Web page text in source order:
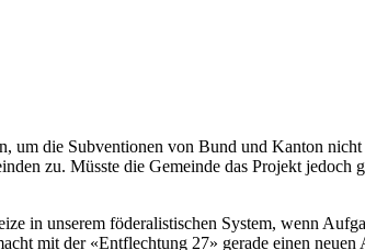
um die Subventionen von Bund und Kanton
zu. Müsste die Gemeinde das Projekt
in unserem föderalistischen System, wenn
mit der «Entflechtung 27» gerade einen